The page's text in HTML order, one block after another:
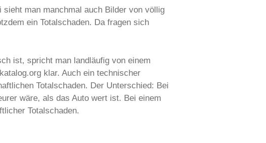
man manchmal auch Bilder von völlig
ein Totalschaden. Da fragen sich
ist, spricht man landläufig von einem
klar. Auch ein technischer
Totalschaden. Der Unterschied: Bei
wäre, als das Auto wert ist. Bei einem
Totalschaden.